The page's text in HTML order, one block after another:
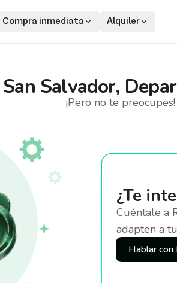
Compra inmediata Alquiler
San Salvador,
¡Pero no te
¿Te
Cuéntale a
adapten a
Hablar con